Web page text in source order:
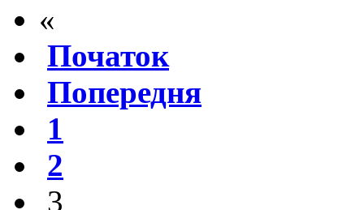
«
Початок
Попередня
1
2
3